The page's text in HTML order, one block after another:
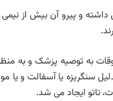
داشته و پیرو آن بیش از نیمی
به توصیه پزشک و به
سنگریزه یا آسفالت و یا
تاتو ایجاد می شد.